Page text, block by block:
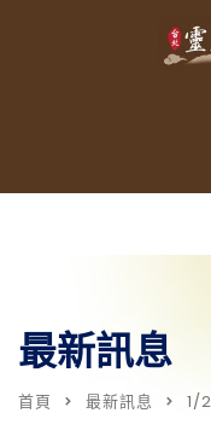
最新訊息
首頁 最新訊息 1/